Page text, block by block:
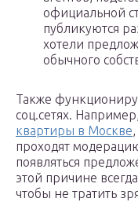
официальной
публикуются
хотели
обычного
Также
соц.сетях.
квартиры в Москве
проходят
появляться
этой причине
чтобы не тратить